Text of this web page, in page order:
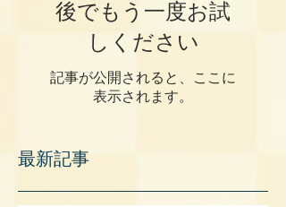
後でもう一度お試
しください
記事が公開されると、ここに
表示されます。
最新記事